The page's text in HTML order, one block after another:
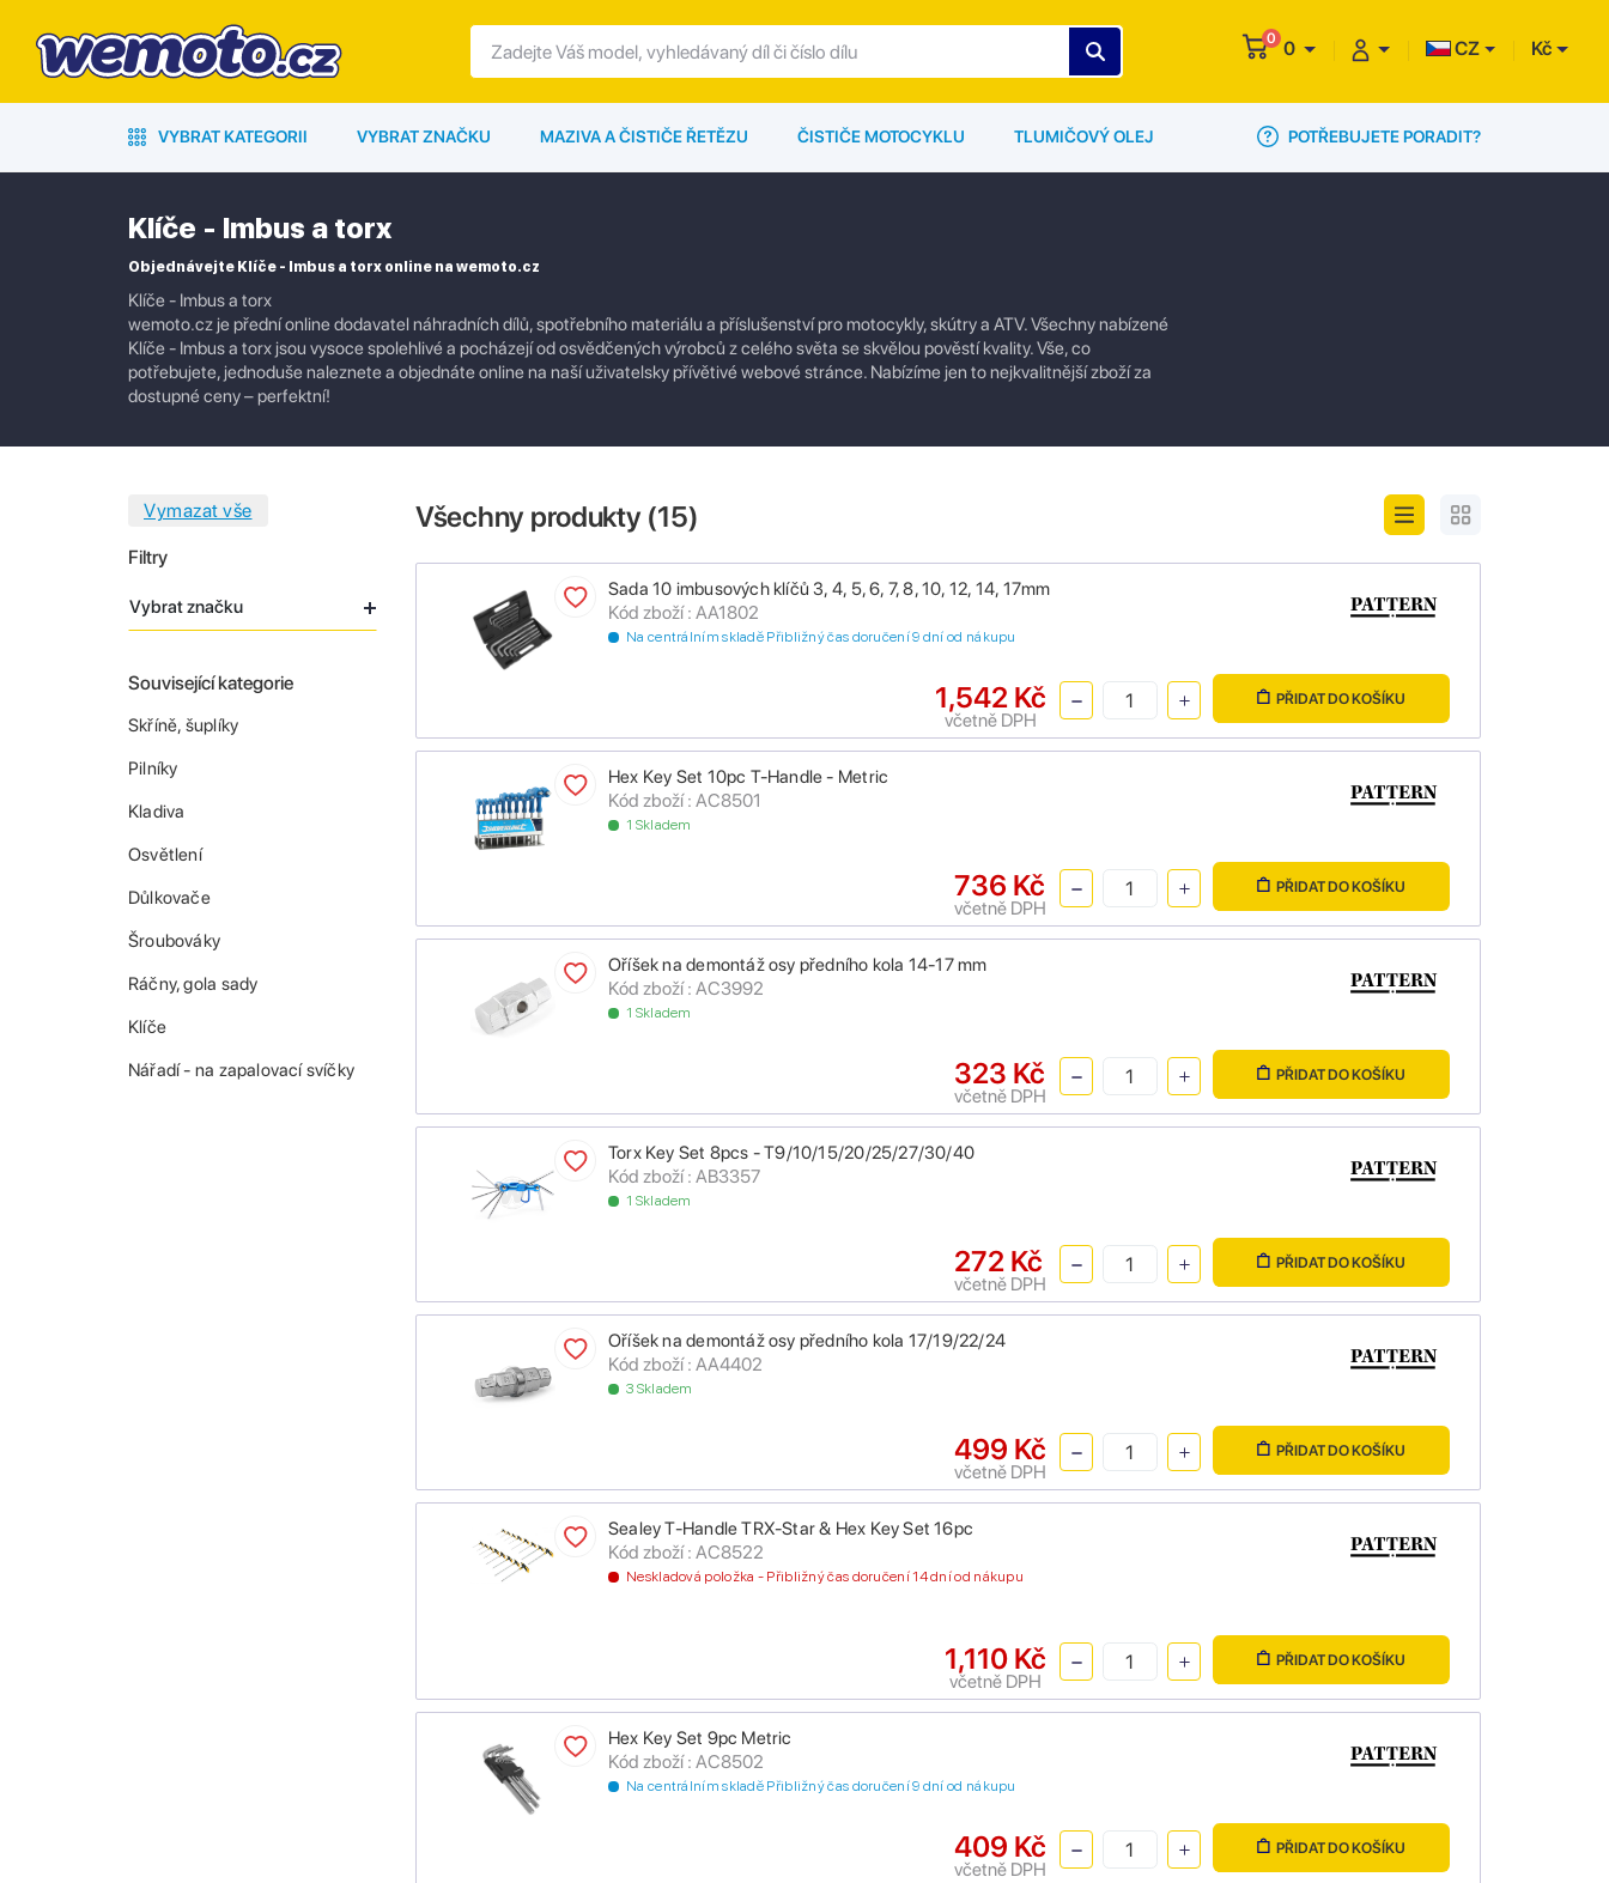
0 0 CZ Kč
VYBRAT KATEGORII VYBRAT ZNAČKU MAZIVA A ČISTIČE ŘETĚZU ČISTIČE MOTOCYKLU TLUMIČOVÝ OLEJ POTŘEBUJETE PORADIT?
Klíče - Imbus a torx
Objednávejte Klíče - Imbus a torx online na wemoto.cz
Klíče - Imbus a torx
wemoto.cz je přední online dodavatel náhradních dílů, spotřebního materiálu a příslušenství pro motocykly, skútry a ATV. Všechny nabízené
Klíče - Imbus a torx jsou vysoce spolehlivé a pocházejí od osvědčených výrobců z celého světa se skvělou pověstí kvality. Vše, co
potřebujete, jednoduše naleznete a objednáte online na naší uživatelsky přívětivé webové stránce. Nabízíme jen to nejkvalitnější zboží za
dostupné ceny – perfektní!
Filtry
Vybrat značku
Související kategorie
Skříně, šuplíky
Pilníky
Kladiva
Osvětlení
Důlkovače
Šroubováky
Ráčny, gola sady
Klíče
Nářadí - na zapalovací svíčky
Všechny produkty (15)
Sada 10 imbusových klíčů 3, 4, 5, 6, 7, 8, 10, 12, 14, 17mm
Kód zboží : AA1802
Na centrálním skladě Přibližný čas doručení 9 dní od nákupu
1,542 Kč
včetně DPH
PŘIDAT DO KOŠÍKU
Hex Key Set 10pc T-Handle - Metric
Kód zboží : AC8501
1 Skladem
736 Kč
včetně DPH
PŘIDAT DO KOŠÍKU
Oříšek na demontáž osy předního kola 14-17 mm
Kód zboží : AC3992
1 Skladem
323 Kč
včetně DPH
PŘIDAT DO KOŠÍKU
Torx Key Set 8pcs - T9/10/15/20/25/27/30/40
Kód zboží : AB3357
1 Skladem
272 Kč
včetně DPH
PŘIDAT DO KOŠÍKU
Oříšek na demontáž osy předního kola 17/19/22/24
Kód zboží : AA4402
3 Skladem
499 Kč
včetně DPH
PŘIDAT DO KOŠÍKU
Sealey T-Handle TRX-Star & Hex Key Set 16pc
Kód zboží : AC8522
Neskladová položka - Přibližný čas doručení 14 dní od nákupu
1,110 Kč
včetně DPH
PŘIDAT DO KOŠÍKU
Hex Key Set 9pc Metric
Kód zboží : AC8502
Na centrálním skladě Přibližný čas doručení 9 dní od nákupu
409 Kč
včetně DPH
PŘIDAT DO KOŠÍKU